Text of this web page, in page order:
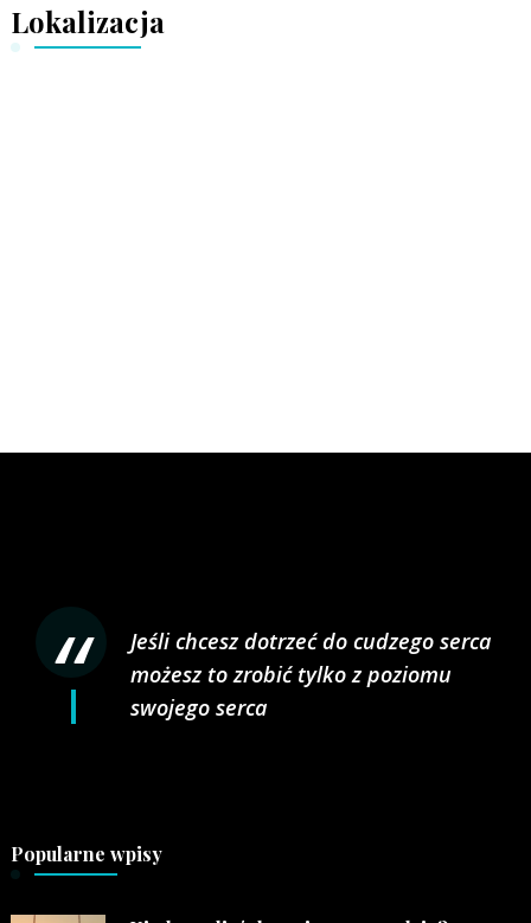
Lokalizacja
Jeśli chcesz dotrzeć do cudzego serca
możesz to zrobić tylko z poziomu
swojego serca
Popularne wpisy